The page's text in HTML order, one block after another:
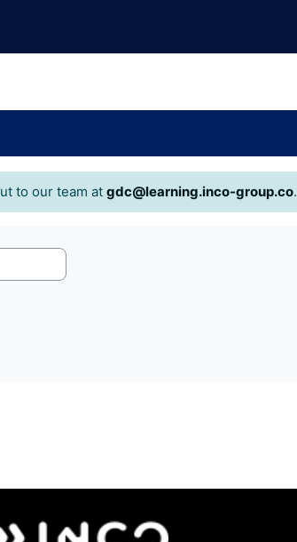
to our team at gdc@learning.inco-group.co.